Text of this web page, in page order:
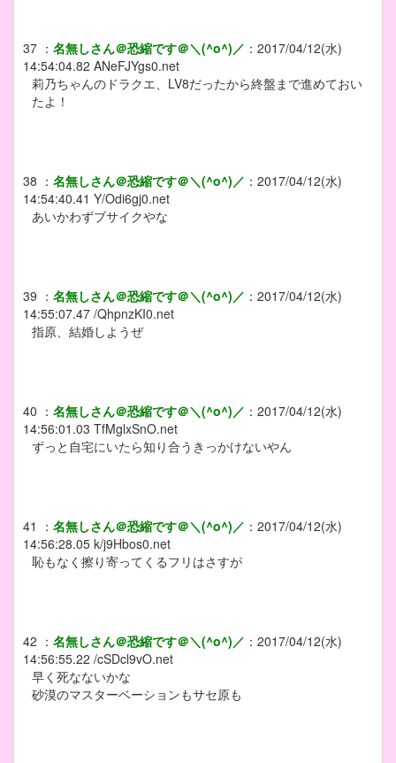
37 ： 名無しさん＠恐縮です＠＼(^o^)／ ： 2017/04/12(水)
14:54:04.82 ANeFJYgs0.net
莉乃ちゃんのドラクエ、LV8だったから終盤まで進めておい
たよ！
38 ： 名無しさん＠恐縮です＠＼(^o^)／ ： 2017/04/12(水)
14:54:40.41 Y/Odi6gj0.net
あいかわずブサイクやな
39 ： 名無しさん＠恐縮です＠＼(^o^)／ ： 2017/04/12(水)
14:55:07.47 /QhpnzKI0.net
指原、結婚しようぜ
40 ： 名無しさん＠恐縮です＠＼(^o^)／ ： 2017/04/12(水)
14:56:01.03 TfMglxSnO.net
ずっと自宅にいたら知り合うきっかけないやん
41 ： 名無しさん＠恐縮です＠＼(^o^)／ ： 2017/04/12(水)
14:56:28.05 k/j9Hbos0.net
恥もなく擦り寄ってくるフリはさすが
42 ： 名無しさん＠恐縮です＠＼(^o^)／ ： 2017/04/12(水)
14:56:55.22 /cSDcl9vO.net
早く死なないかな
砂漠のマスターベーションもサセ原も